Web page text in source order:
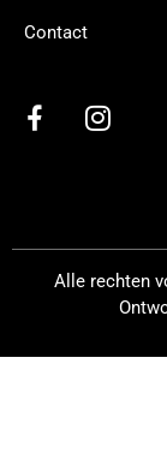
Contact
Alle rechten